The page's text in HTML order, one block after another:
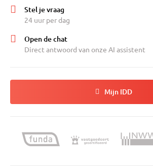
Stel je vraag
24 uur per dag
Open de chat
Direct antwoord van onze AI assistent
Mijn IDD